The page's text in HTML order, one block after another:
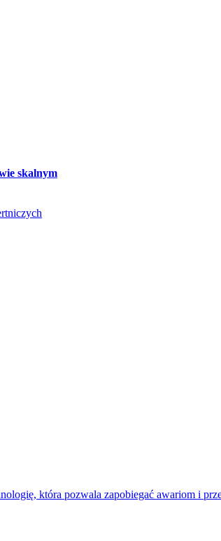
skalnym
która pozwala zapobiegać awariom i